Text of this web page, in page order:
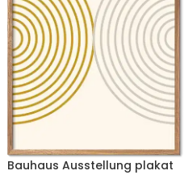
Bauhaus Ausstellung plakat